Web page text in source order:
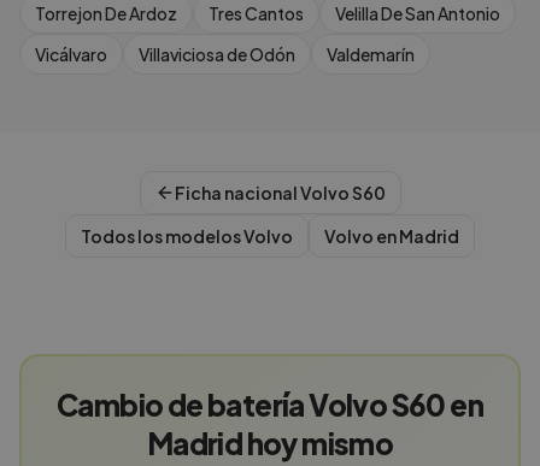
Torrejon De Ardoz
Tres Cantos
Velilla De San Antonio
Vicálvaro
Villaviciosa de Odón Valdemarín
Ficha nacionalVolvoS60
Todos los modelosVolvo Volvo enMadrid
Cambio de batería Volvo S60 en
Madrid hoy mismo